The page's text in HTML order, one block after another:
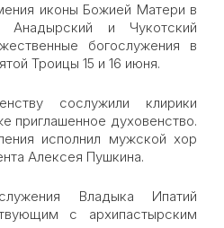
иконы Божией Матери в
Анадырский и Чукотский
богослужения в
Троицы 15 и 16 июня.
сослужили клирики
приглашенное духовенство.
исполнил мужской хор
Алексея Пушкина.
Владыка Ипатий
с архипастырским